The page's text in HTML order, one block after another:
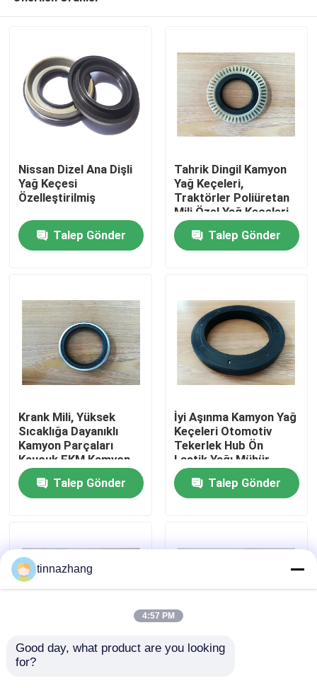
Ürün:% s
Hakkımızda
Fabrika turu
Kalite kontrol
Bizimle iletişime geçin
Bir teklif isteği
Kauçuk yağ keçesi
Nissan Dizel Ana Dişli
Yağ Keçesi
Özelleştirilmiş
Talep Gönder
Tahrik Dingil Kamyon
Yağ Keçeleri,
Traktörler Poliüretan
Mili Özel Yağ Keçeleri
Talep Gönder
Krank Mili, Yüksek
Sıcaklığa Dayanıklı
Kamyon Parçaları
Kauçuk FKM Kamyon
Model Yağ Keçesi
Talep Gönder
İyi Aşınma Kamyon Yağ
Keçeleri Otomotiv
Tekerlek Hub Ön
Lastik Yağı Mühür
Talep Gönder
Otomobil Parçaları Ön
tinnazhang
4:57 PM
Good day, what product are you looking
for?